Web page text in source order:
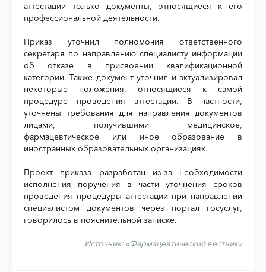
аттестации только документы, относящиеся к его
профессиональной деятельности.
Приказ уточнил полномочия ответственного
секретаря по направлению специалисту информации
об отказе в присвоении квалификационной
категории. Также документ уточнил и актуализировал
некоторые положения, относящиеся к самой
процедуре проведения аттестации. В частности,
уточнены требования для направления документов
лицами, получившими медицинское,
фармацевтическое или иное образование в
иностранных образовательных организациях.
Проект приказа разработан из-за необходимости
исполнения поручения в части уточнения сроков
проведения процедуры аттестации при направлении
специалистом документов через портал госуслуг,
говорилось в пояснительной записке.
Источник: «Фармацевтический вестник»